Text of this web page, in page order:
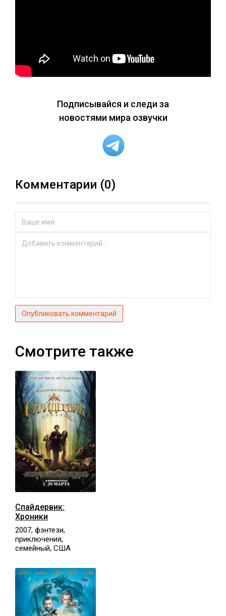
Подписывайся и следи за
новостями мира озвучки
Комментарии (0)
Опубликовать комментарий
Смотрите также
Спайдервик:
Хроники
2007, фэнтези,
приключения,
семейный, США